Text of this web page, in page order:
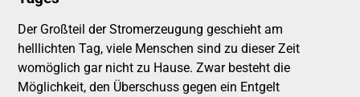
Der Großteil der Stromerzeugung geschieht am
helllichten Tag, viele Menschen sind zu dieser Zeit
womöglich gar nicht zu Hause. Zwar besteht die
Möglichkeit, den Überschuss gegen ein Entgelt